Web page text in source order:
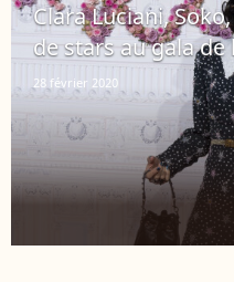
Clara Luciani,
de stars au gala de
28 février 2020